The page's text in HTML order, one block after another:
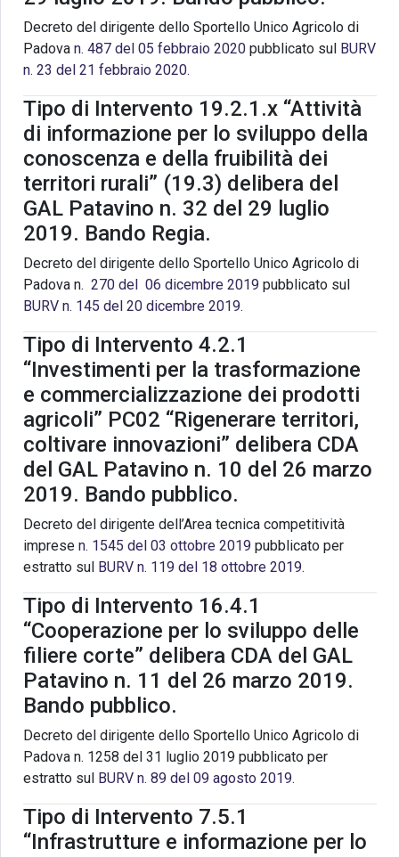
Decreto del dirigente dello Sportello Unico Agricolo di
Padova n. 487 del 05 febbraio 2020 pubblicato sul BURV
n. 23 del 21 febbraio 2020.
Tipo di Intervento 19.2.1.x “Attività
di informazione per lo sviluppo della
conoscenza e della fruibilità dei
territori rurali” (19.3) delibera del
GAL Patavino n. 32 del 29 luglio
2019. Bando Regia.
Decreto del dirigente dello Sportello Unico Agricolo di
Padova n. 270 del 06 dicembre 2019 pubblicato sul
BURV n. 145 del 20 dicembre 2019.
Tipo di Intervento 4.2.1
“Investimenti per la trasformazione
e commercializzazione dei prodotti
agricoli” PC02 “Rigenerare territori,
coltivare innovazioni” delibera CDA
del GAL Patavino n. 10 del 26 marzo
2019. Bando pubblico.
Decreto del dirigente dell’Area tecnica competitività
imprese n. 1545 del 03 ottobre 2019 pubblicato per
estratto sul BURV n. 119 del 18 ottobre 2019.
Tipo di Intervento 16.4.1
“Cooperazione per lo sviluppo delle
filiere corte” delibera CDA del GAL
Patavino n. 11 del 26 marzo 2019.
Bando pubblico.
Decreto del dirigente dello Sportello Unico Agricolo di
Padova n. 1258 del 31 luglio 2019 pubblicato per
estratto sul BURV n. 89 del 09 agosto 2019.
Tipo di Intervento 7.5.1
“Infrastrutture e informazione per lo